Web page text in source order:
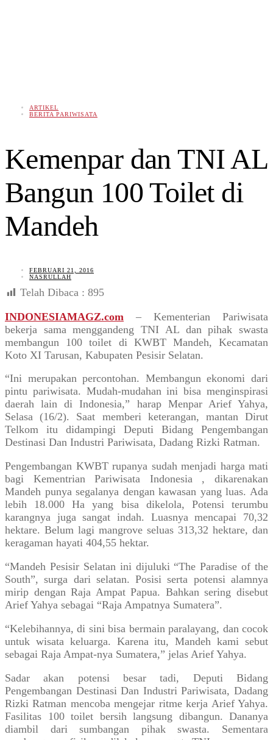
ARTIKEL
BERITA PARIWISATA
Kemenpar dan TNI AL
Bangun 100 Toilet di
Mandeh
FEBRUARI 21, 2016
NASRULLAH
Telah Dibaca : 895
INDONESIAMAGZ.com – Kementerian Pariwisata
bekerja sama menggandeng TNI AL dan pihak swasta
membangun 100 toilet di KWBT Mandeh, Kecamatan
Koto XI Tarusan, Kabupaten Pesisir Selatan.
“Ini merupakan percontohan. Membangun ekonomi dari
pintu pariwisata. Mudah-mudahan ini bisa menginspirasi
daerah lain di Indonesia,” harap Menpar Arief Yahya,
Selasa (16/2). Saat memberi keterangan, mantan Dirut
Telkom itu didampingi Deputi Bidang Pengembangan
Destinasi Dan Industri Pariwisata, Dadang Rizki Ratman.
Pengembangan KWBT rupanya sudah menjadi harga mati
bagi Kementrian Pariwisata Indonesia , dikarenakan
Mandeh punya segalanya dengan kawasan yang luas. Ada
lebih 18.000 Ha yang bisa dikelola, Potensi terumbu
karangnya juga sangat indah. Luasnya mencapai 70,32
hektare. Belum lagi mangrove seluas 313,32 hektare, dan
keragaman hayati 404,55 hektar.
“Mandeh Pesisir Selatan ini dijuluki “The Paradise of the
South”, surga dari selatan. Posisi serta potensi alamnya
mirip dengan Raja Ampat Papua. Bahkan sering disebut
Arief Yahya sebagai “Raja Ampatnya Sumatera”.
“Kelebihannya, di sini bisa bermain paralayang, dan cocok
untuk wisata keluarga. Karena itu, Mandeh kami sebut
sebagai Raja Ampat-nya Sumatera,” jelas Arief Yahya.
Sadar akan potensi besar tadi, Deputi Bidang
Pengembangan Destinasi Dan Industri Pariwisata, Dadang
Rizki Ratman mencoba mengejar ritme kerja Arief Yahya.
Fasilitas 100 toilet bersih langsung dibangun. Dananya
diambil dari sumbangan pihak swasta. Sementara